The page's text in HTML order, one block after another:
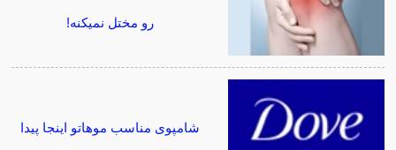
رو مختل نمیکنه!
شامپوی مناسب موهاتو اینجا پیدا